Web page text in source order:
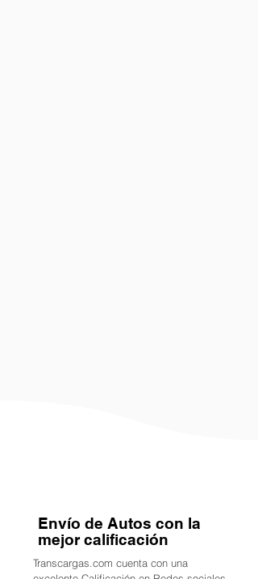
Envío de Autos con la
mejor calificación
Transcargas.com cuenta con una